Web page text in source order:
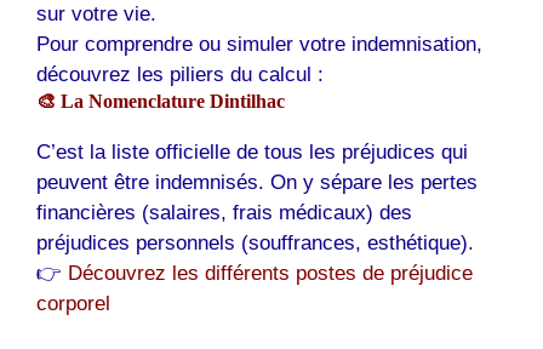
sur votre vie.
Pour comprendre ou simuler votre indemnisation,
découvrez les piliers du calcul :
🎨 La Nomenclature Dintilhac
C’est la liste officielle de tous les préjudices qui
peuvent être indemnisés. On y sépare les pertes
financières (salaires, frais médicaux) des
préjudices personnels (souffrances, esthétique).
👉 Découvrez les différents postes de préjudice
corporel